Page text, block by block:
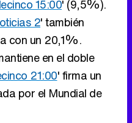
por el Mundial de